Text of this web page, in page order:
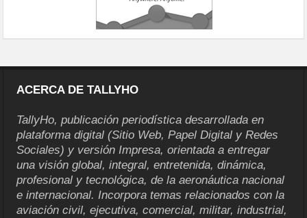
ACERCA DE TALLYHO
TallyHo, publicación periodística desarrollada en
plataforma digital (Sitio Web, Papel Digital y Redes
Sociales) y versión Impresa, orientada a entregar
una visión global, integral, entretenida, dinámica,
profesional y tecnológica, de la aeronáutica nacional
e internacional. Incorpora temas relacionados con la
aviación civil, ejecutiva, comercial, militar, industrial,